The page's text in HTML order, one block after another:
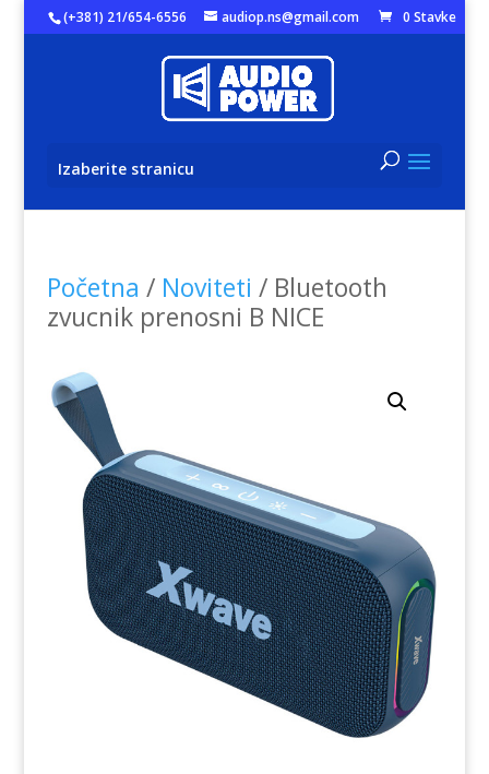
(+381) 21/654-6556 audiop.ns@gmail.com 0 Stavke
Izaberite stranicu
Početna / Noviteti / Bluetooth
zvucnik prenosni B NICE